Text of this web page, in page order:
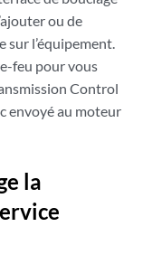
ou de
sur l’équipement.
feu pour vous
Control
envoyé au moteur
la